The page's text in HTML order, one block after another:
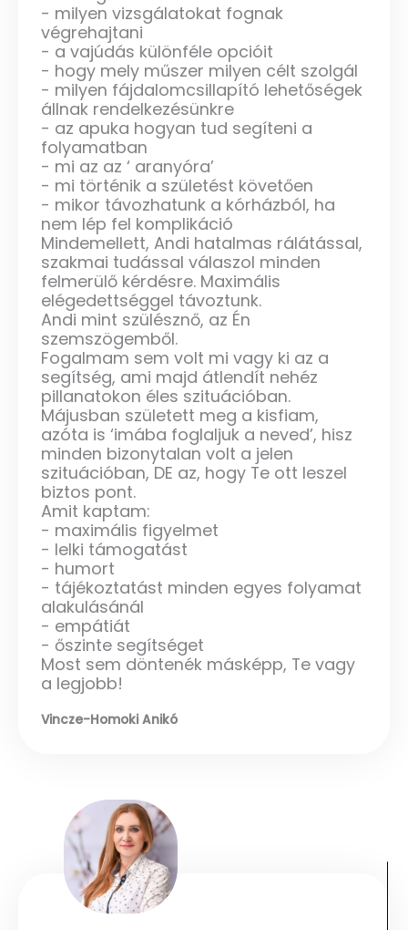
- milyen vizsgálatokat fognak
végrehajtani
- a vajúdás különféle opcióit
- hogy mely műszer milyen célt szolgál
- milyen fájdalomcsillapító lehetőségek
állnak rendelkezésünkre
- az apuka hogyan tud segíteni a
folyamatban
- mi az az ‘ aranyóra’
- mi történik a születést követően
- mikor távozhatunk a kórházból, ha
nem lép fel komplikáció
Mindemellett, Andi hatalmas rálátással,
szakmai tudással válaszol minden
felmerülő kérdésre. Maximális
elégedettséggel távoztunk.
Andi mint szülésznő, az Én
szemszögemből.
Fogalmam sem volt mi vagy ki az a
segítség, ami majd átlendít nehéz
pillanatokon éles szituációban.
Májusban született meg a kisfiam,
azóta is ‘imába foglaljuk a neved’, hisz
minden bizonytalan volt a jelen
szituációban, DE az, hogy Te ott leszel
biztos pont.
Amit kaptam:
- maximális figyelmet
- lelki támogatást
- humort
- tájékoztatást minden egyes folyamat
alakulásánál
- empátiát
- őszinte segítséget
Most sem döntenék másképp, Te vagy
a legjobb!️
Vincze-Homoki Anikó